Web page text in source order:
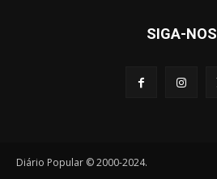
SIGA-NOS
Diário Popular © 2000-2024.